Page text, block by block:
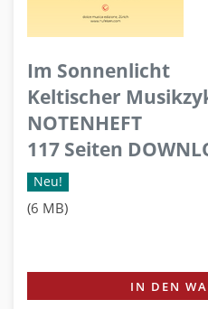
Im Sonnenlicht
Keltischer
NOTENHEFT
117 Seiten
Neu!
(6 MB)
IN DEN